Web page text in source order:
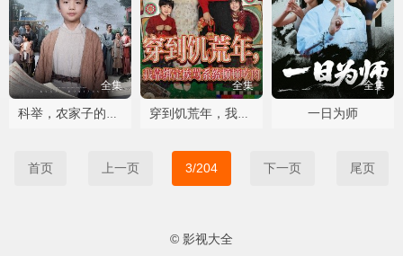
全集 全集
穿到饥荒年，我靠绑定挨骂系统顿顿吃肉
全集
一日为师
首页 上一页 3/204 下一页 尾页
© 影视大全